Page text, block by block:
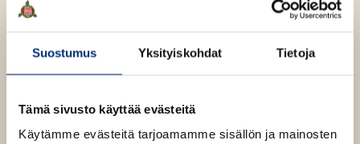
Suostumus Yksityiskohdat Tietoja
Tämä sivusto käyttää evästeitä
Käytämme evästeitä tarjoamamme sisällön ja mainosten
K
u
n
t
Äänikirja
B
o
k
b
u
u
o
o